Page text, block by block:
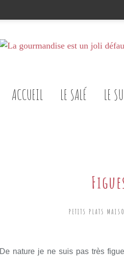
ACCUEIL LE SALÉ LE
PETITS PLATS
De nature je ne suis pas très